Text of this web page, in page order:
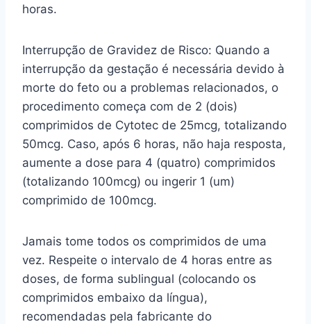
horas.
Interrupção de Gravidez de Risco: Quando a
interrupção da gestação é necessária devido à
morte do feto ou a problemas relacionados, o
procedimento começa com de 2 (dois)
comprimidos de Cytotec de 25mcg, totalizando
50mcg. Caso, após 6 horas, não haja resposta,
aumente a dose para 4 (quatro) comprimidos
(totalizando 100mcg) ou ingerir 1 (um)
comprimido de 100mcg.
Jamais tome todos os comprimidos de uma
vez. Respeite o intervalo de 4 horas entre as
doses, de forma sublingual (colocando os
comprimidos embaixo da língua),
recomendadas pela fabricante do